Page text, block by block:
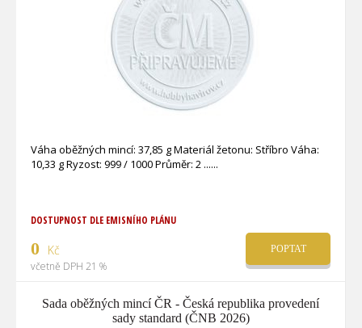
Váha oběžných mincí: 37,85 g Materiál žetonu: Stříbro Váha:
10,33 g Ryzost: 999 / 1000 Průměr: 2 ...
DOSTUPNOST DLE EMISNÍHO PLÁNU
0 Kč
včetně DPH 21 %
POPTAT
Sada oběžných mincí ČR - Česká republika provedení
sady standard (ČNB 2026)